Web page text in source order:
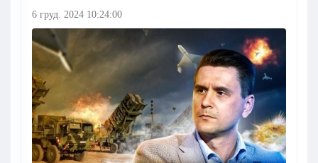
6 груд. 2024 10:24:00